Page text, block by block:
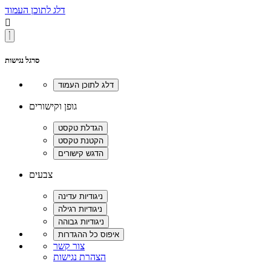
דלג לתוכן העמוד

סרגל נגישות
גופן וקישורים
צבעים
צור קשר
הצהרת נגישות